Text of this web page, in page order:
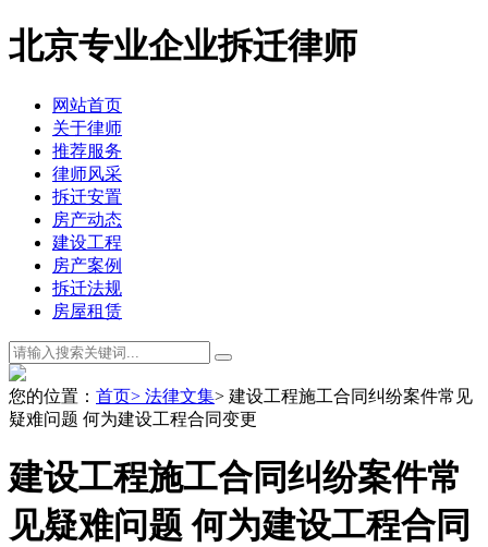
北京专业企业拆迁律师
网站首页
关于律师
推荐服务
律师风采
拆迁安置
房产动态
建设工程
房产案例
拆迁法规
房屋租赁
您的位置： 首页> 法律文集> 建设工程施工合同纠纷案件常见
疑难问题 何为建设工程合同变更
建设工程施工合同纠纷案件常
见疑难问题 何为建设工程合同